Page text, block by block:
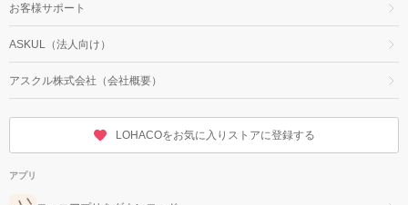
お客様サポート
ASKUL（法人向け）
アスクル株式会社（会社概要）
LOHACOをお気に入りストアに登録する
アプリ